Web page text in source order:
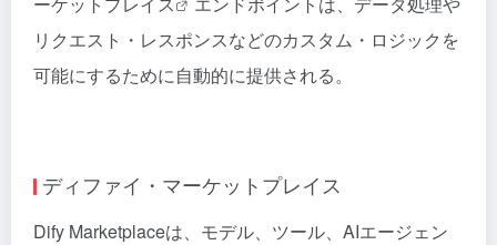
リクエスト・レスポンスなどのカスタム・ロジックを
可能にするために自動的に提供される。
ディファイ・マーケットプレイス
Dify Marketplaceは、モデル、ツール、AIエージェン